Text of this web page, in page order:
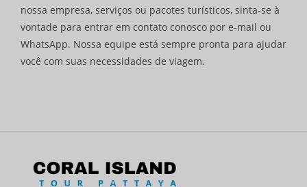
nossa empresa, serviços ou pacotes turísticos, sinta-se à
vontade para entrar em contato conosco por e-mail ou
WhatsApp. Nossa equipe está sempre pronta para ajudar
você com suas necessidades de viagem.